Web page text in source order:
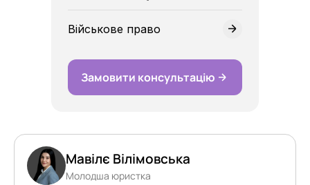
Військове право
Замовити консультацію
Мавілє Вілімовська
Молодша юристка